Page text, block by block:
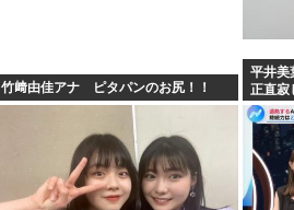
竹﨑由佳アナ ピタパンのお尻！！
平井美
正直寂
ヨなん